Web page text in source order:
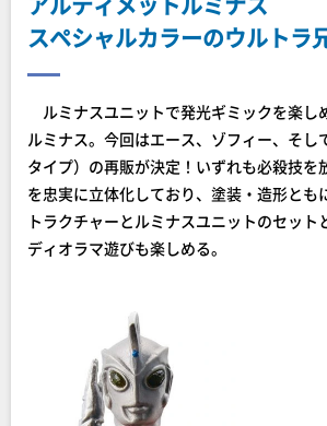
スペシャルカラーのウルトラ
ルミナスユニットで発光ギミックを楽し
ルミナス。今回はエース、ゾフィー、そし
タイプ）の再販が決定！いずれも必殺技を
を忠実に立体化しており、塗装・造形と
トラクチャーとルミナスユニットのセット
ディオラマ遊びも楽しめる。